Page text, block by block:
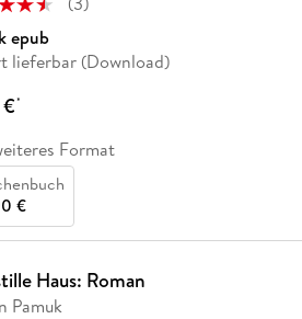
epub
lieferbar (Download)
€*
Format
€
Haus: Roman
Pamuk